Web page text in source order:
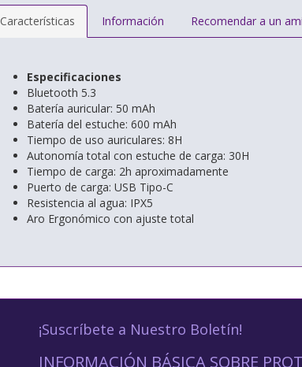
Características Información Recomendar a un
Especificaciones
Bluetooth 5.3
Batería auricular: 50 mAh
Batería del estuche: 600 mAh
Tiempo de uso auriculares: 8H
Autonomía total con estuche de carga: 30H
Tiempo de carga: 2h aproximadamente
Puerto de carga: USB Tipo-C
Resistencia al agua: IPX5
Aro Ergonómico con ajuste total
¡Suscríbete a Nuestro Boletín!
INFORMACIÓN BÁSICA SOBRE